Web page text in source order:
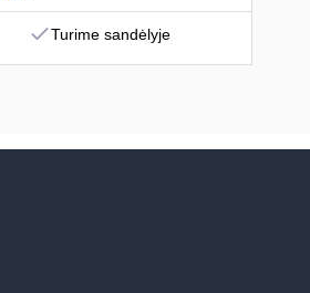
Turime sandėlyje